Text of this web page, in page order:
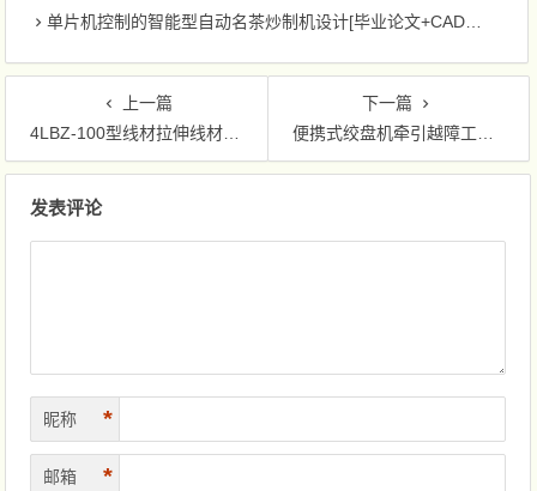
单片机控制的智能型自动名茶炒制机设计[毕业论文+CAD图纸]
上一篇
4LBZ-100型线材拉伸线材拉伸改进设计[毕业论文+Solidworks模型+CAD图纸]
下一篇
便携式绞盘机牵引越障工艺及装置设计[毕业论文+Solidworks模型+CAD图纸]
发表评论
昵称 *
邮箱 *